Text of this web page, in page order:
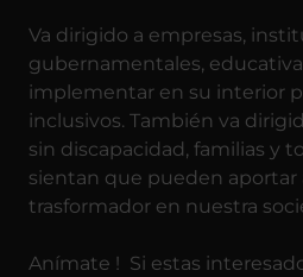
Va dirigido a empresas,
gubernamentales,
implementar en su interior
inclusivos. También va
sin discapacidad, familias y
sientan que pueden aportar
trasformador en nuestra
Anímate ! Si estas